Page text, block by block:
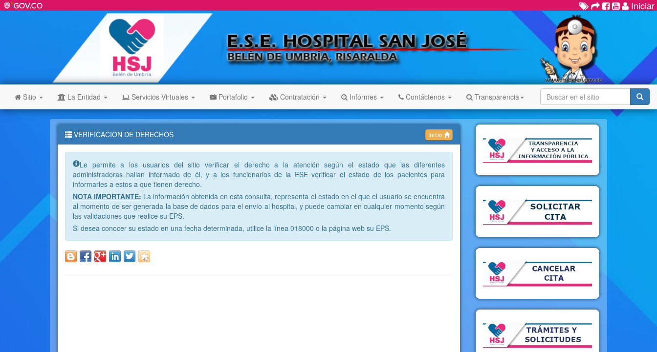
Iniciar
Sitio La Entidad Servicios Virtuales Portafolio Contratación Informes Contáctenos Transparencia
VERIFICACION DE DERECHOS Inicio
Info:
Le permite a los usuarios del sitio verificar el derecho a la atención según el estado que las diferentes
administradoras hallan informado de él, y a los funcionarios de la ESE verificar el estado de los pacientes para
informarles a estos a que tienen derecho.
NOTA IMPORTANTE: La información obtenida en esta consulta, representa el estado en el que el usuario se encuentra
al momento de ser generada la base de dados para el envío al hospital, y puede cambiar en cualquier momento según
las validaciones que realice su EPS.
Si desea conocer su estado en una fecha determinada, utilice la línea 018000 o la página web su EPS.